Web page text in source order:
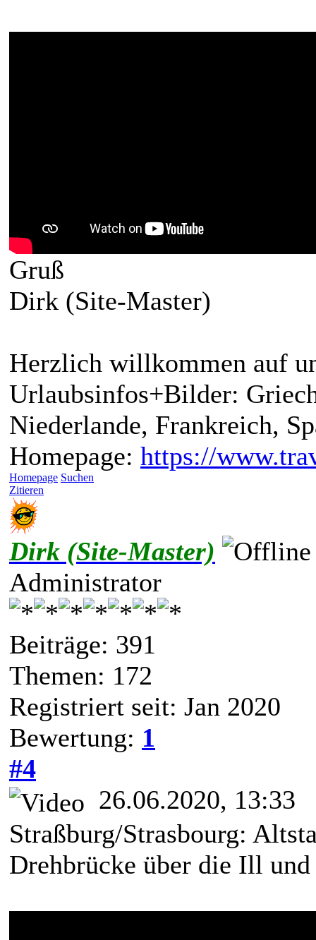
Gruß
Dirk (Site-Master)
Herzlich willkommen auf
Urlaubsinfos+Bilder:
Niederlande, Frankreich,
Homepage: https://
Homepage Suchen
Zitieren
Dirk (Site-Master)
Administrator
Beiträge: 391
Themen: 172
Registriert seit: Jan 2020
Bewertung: 1
#4
26.06.2020, 13:33
Straßburg/Strasbourg:
Drehbrücke über die Ill und